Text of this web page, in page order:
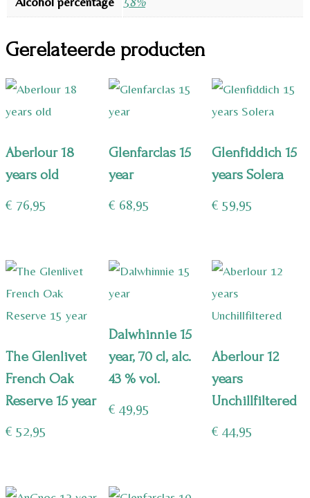
Gerelateerde producten
Aberlour 18
years old
€ 76,95
Glenfarclas 15
year
€ 68,95
Glenfiddich 15
years Solera
€ 59,95
The Glenlivet
French Oak
Reserve 15 year
€ 52,95
Dalwhinnie 15
year, 70 cl, alc.
43 % vol.
€ 49,95
Aberlour 12
years
Unchillfiltered
€ 44,95